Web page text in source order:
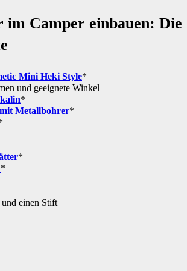
im Camper einbauen: Die
Mini Heki Style*
und geeignete Winkel
*
Metallbohrer*
*
*
einen Stift